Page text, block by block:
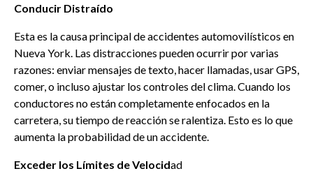
Conducir Distraído
Esta es la causa principal de accidentes automovilísticos en
Nueva York. Las distracciones pueden ocurrir por varias
razones: enviar mensajes de texto, hacer llamadas, usar GPS,
comer, o incluso ajustar los controles del clima. Cuando los
conductores no están completamente enfocados en la
carretera, su tiempo de reacción se ralentiza. Esto es lo que
aumenta la probabilidad de un accidente.
Exceder los Límites de Velocidad